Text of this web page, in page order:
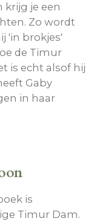
krijg je een
Zo wordt
'in brokjes'
de Timur
is echt alsof hij
Gaby
in haar
is
Timur Dam.